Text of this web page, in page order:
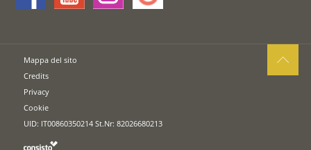
Mappa del sito
Credits
Privacy
Cookie
UID: IT00860350214 St.Nr: 82026680213